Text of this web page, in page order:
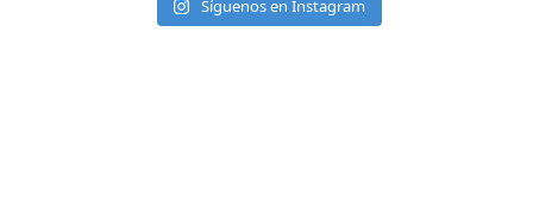
Síguenos en Instagram